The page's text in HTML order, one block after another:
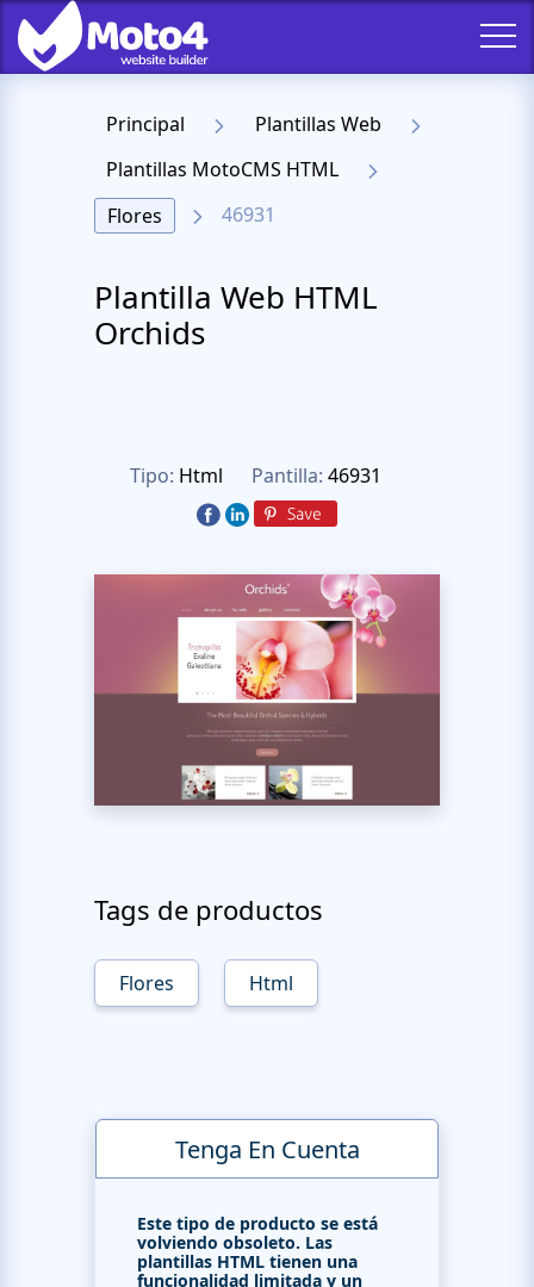
Principal
Plantillas Web
Plantillas MotoCMS HTML
Flores
46931
Plantilla Web HTML
Orchids
Tipo: Html Pantilla: 46931
Tags de productos
Flores Html
Tenga En Cuenta
Este tipo de producto se está
volviendo obsoleto. Las
plantillas HTML tienen una
funcionalidad limitada y un